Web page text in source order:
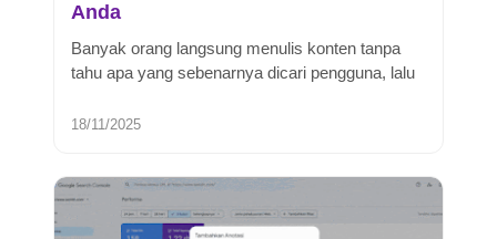
Anda
Banyak orang langsung menulis konten tanpa
tahu apa yang sebenarnya dicari pengguna, lalu
18/11/2025